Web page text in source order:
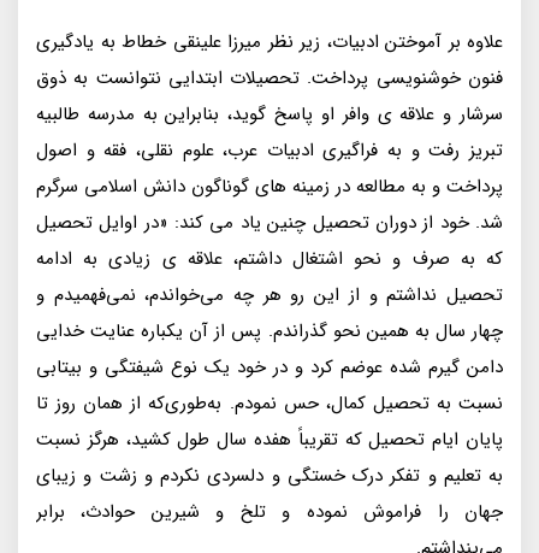
علاوه بر آموختن ادبیات، زیر نظر میرزا علینقی خطاط به یادگیری
فنون خوشنویسی پرداخت. تحصیلات ابتدایی نتوانست به ذوق
سرشار و علاقه ی وافر او پاسخ گوید، بنابراین به مدرسه طالبیه
تبریز رفت و به فراگیری ادبیات عرب، علوم نقلی، فقه و اصول
پرداخت و به مطالعه در زمینه های گوناگون دانش‌ اسلامی سرگرم
شد. خود از دوران تحصیل چنین یاد می کند: «در اوایل تحصیل
که به صرف و نحو اشتغال داشتم، علاقه ی زیادی به ادامه
تحصیل نداشتم و از این رو هر چه می‌خواندم، نمی‌فهمیدم و
چهار سال به همین نحو گذراندم. پس از آن یکباره عنایت خدایی
دامن گیرم شده عوضم کرد و در خود یک نوع شیفتگی و بیتابی
نسبت به تحصیل کمال، حس نمودم. به‌طوری‌که از همان روز تا
پایان ایام تحصیل که تقریباً هفده سال طول کشید، هرگز نسبت
به تعلیم و تفکر درک خستگی و دلسردی نکردم و زشت و زیبای
جهان را فراموش نموده و تلخ و شیرین حوادث، برابر